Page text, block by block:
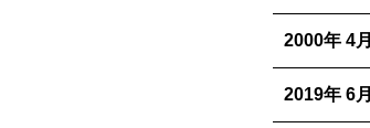
2000年 4月
2019年 6月